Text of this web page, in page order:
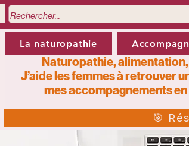
La naturopathie
Naturopathie,
J’aide les femmes à retrouver
mesaccompagnements
🎯